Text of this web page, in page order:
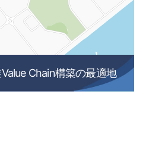
Chain構築の最適地